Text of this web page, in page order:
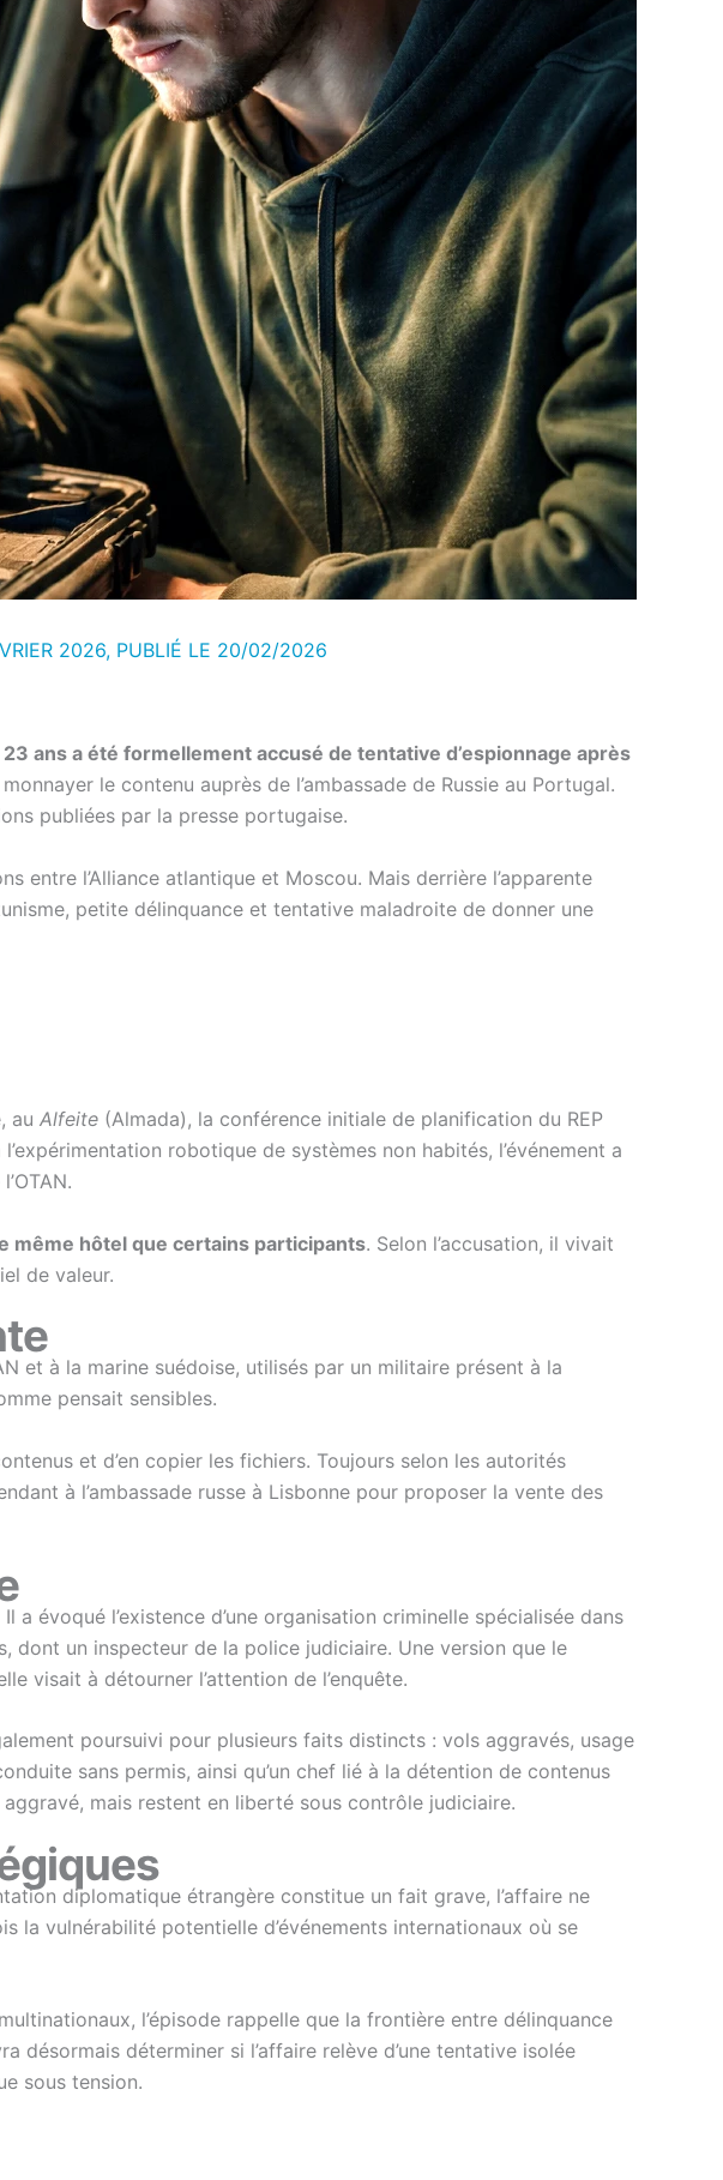
2026, PUBLIÉ LE 20/02/2026
ans a été formellement accusé de tentative d’espionnage après
monnayer le contenu auprès de l’ambassade de Russie au Portugal.
publiées par la presse portugaise.
entre l’Alliance atlantique et Moscou. Mais derrière l’apparente
petite délinquance et tentative maladroite de donner une
au Alfeite (Almada), la conférence initiale de planification du REP
robotique de systèmes non habités, l’événement a
même hôtel que certains participants. Selon l’accusation, il vivait
de valeur.
et à la marine suédoise, utilisés par un militaire présent à la
pensait sensibles.
et d’en copier les fichiers. Toujours selon les autorités
à l’ambassade russe à Lisbonne pour proposer la vente des
évoqué l’existence d’une organisation criminelle spécialisée dans
dont un inspecteur de la police judiciaire. Une version que le
visait à détourner l’attention de l’enquête.
poursuivi pour plusieurs faits distincts : vols aggravés, usage
sans permis, ainsi qu’un chef lié à la détention de contenus
mais restent en liberté sous contrôle judiciaire.
diplomatique étrangère constitue un fait grave, l’affaire ne
la vulnérabilité potentielle d’événements internationaux où se
l’épisode rappelle que la frontière entre délinquance
déterminer si l’affaire relève d’une tentative isolée
sous tension.